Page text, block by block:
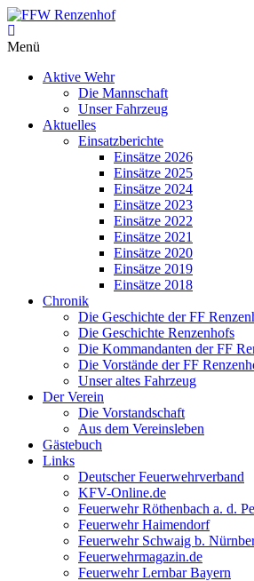
Zum
Inhalt
springen
FFW
Renzenhof
Löschen
Menü
Aktive Wehr
Die Mannschaft
Unser Fahrzeug
Aktuelles
Einsatzberichte
Einsätze 2026
Einsätze 2025
Einsätze 2024
Einsätze 2023
Einsätze 2022
Einsätze 2021
Einsätze 2020
Einsätze 2019
Einsätze 2018
Chronik
Die Geschichte der FF
Die Geschichte Renzenhofs
Die Kommandanten der FF
Die Vorstände der FF
Unser altes Fahrzeug
Der Verein
Die Vorstandschaft
Aus dem Vereinsleben
Gästebuch
Links
Deutscher Feuerwehrverband
KFV-Online.de
Feuerwehr Röthenbach a. d.
Feuerwehr Haimendorf
Feuerwehr Schwaig b.
Feuerwehrmagazin.de
Feuerwehr Lernbar Bayern